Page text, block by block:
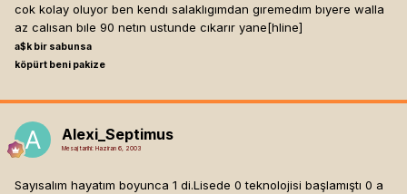
cok kolay oluyor ben kendı salaklıgımdan gıremedım bıyere walla
az calısan bıle 90 netın ustunde cıkarır yane[hline]
a$k bir sabunsa
köpürt beni pakize
Alexi_Septimus
Mesaj tarihi: Haziran 6, 2003
Sayısalım hayatım boyunca 1 di.Lisede 0 teknolojisi başlamıştı 0 a